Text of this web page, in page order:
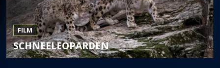
FILM
SCHNEELEOPARDEN